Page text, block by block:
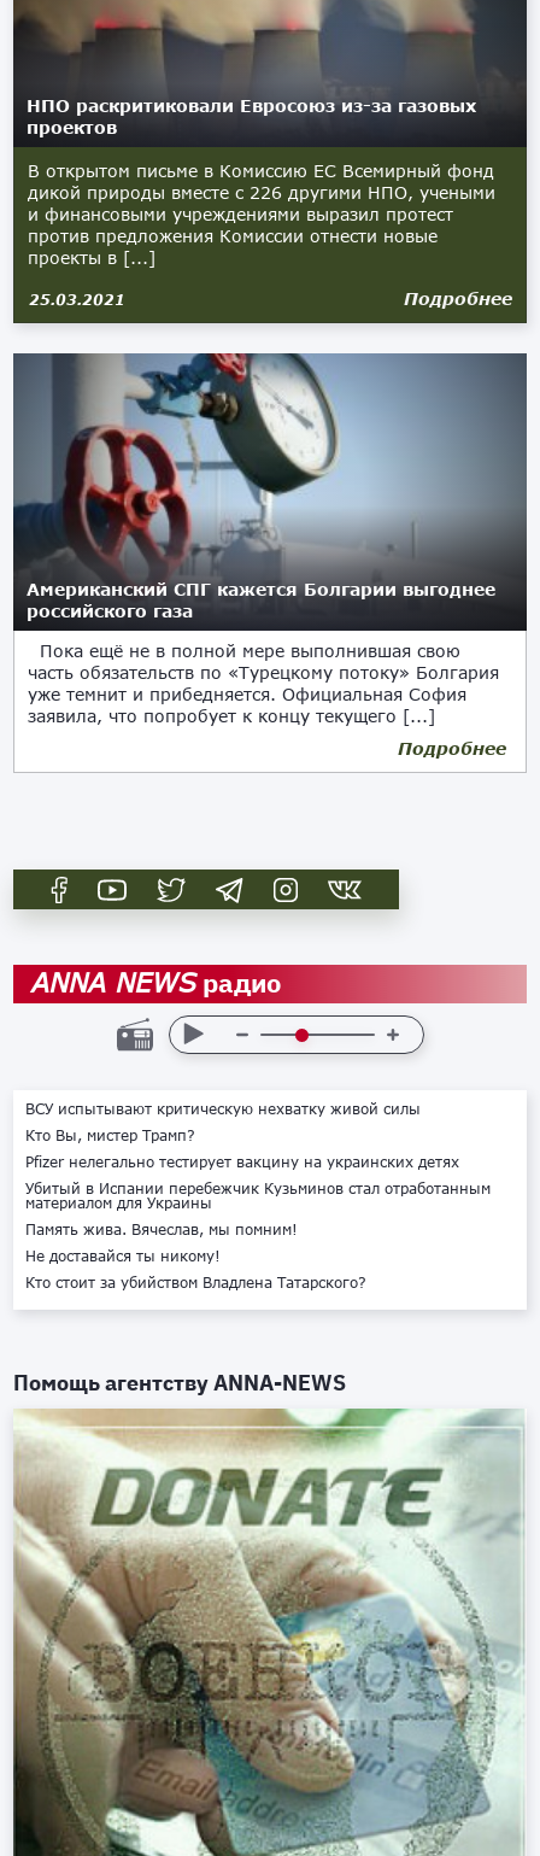
НПО раскритиковали Евросоюз из-за газовых
проектов
В открытом письме в Комиссию ЕС Всемирный фонд
дикой природы вместе с 226 другими НПО, учеными
и финансовыми учреждениями выразил протест
против предложения Комиссии отнести новые
проекты в [...]
25.03.2021 Подробнее
Американский СПГ кажется Болгарии выгоднее
российского газа
Пока ещё не в полной мере выполнившая свою
часть обязательств по «Турецкому потоку» Болгария
уже темнит и прибедняется. Официальная София
заявила, что попробует к концу текущего [...]
Подробнее
ANNA NEWSрадио
ВСУ испытывают критическую нехватку живой силы
Кто Вы, мистер Трамп?
Pfizer нелегально тестирует вакцину на украинских детях
Убитый в Испании перебежчик Кузьминов стал отработанным
материалом для Украины
Память жива. Вячеслав, мы помним!
Не доставайся ты никому!
Кто стоит за убийством Владлена Татарского?
Помощь агентствуANNA-NEWS